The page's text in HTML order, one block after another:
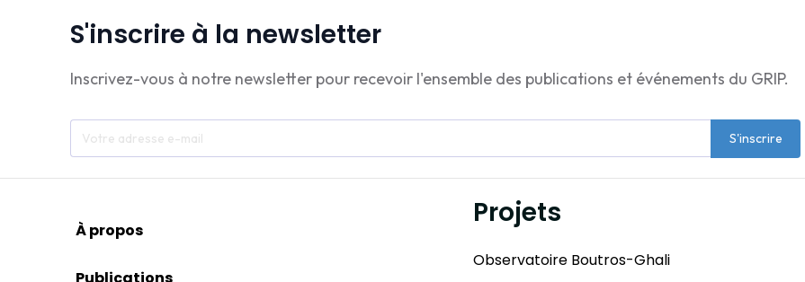
S'inscrire à la newsletter
Inscrivez-vous à notre newsletter pour recevoir l'ensemble des publications et événements du GRIP.
S'inscrire
À propos
Projets
Observatoire Boutros-Ghali